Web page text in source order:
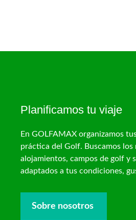
Planificamos tu viaje
En GOLFAMAX organizamos
práctica del Golf. Buscamos los
alojamientos, campos de golf y
adaptados a tus condiciones,
Sobre nosotros